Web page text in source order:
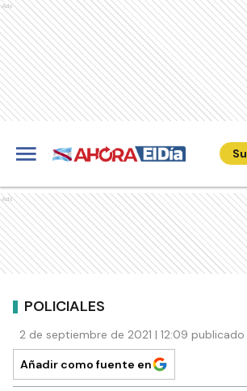
Ads
Ads
POLICIALES
2 de septiembre de 2021 | 12:09
Añadir como fuente en